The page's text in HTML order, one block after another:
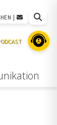
|